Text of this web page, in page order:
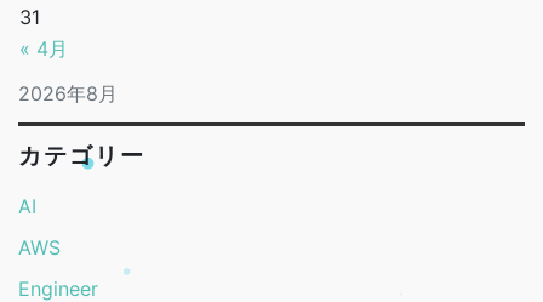
2026年8月
« 4月
31
カテゴリー
AI
AWS
Engineer